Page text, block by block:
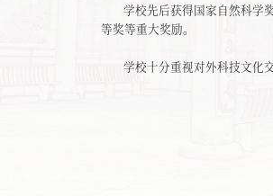
学校先后获得国家自然科学
等奖等重大奖励。
学校十分重视对外科技文化